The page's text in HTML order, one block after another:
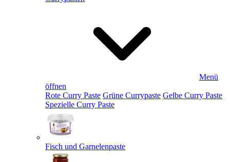
Menü
öffnen
Rote Curry Paste Grüne Currypaste Gelbe Curry Paste
Spezielle Curry Paste
Fisch und Garnelenpaste